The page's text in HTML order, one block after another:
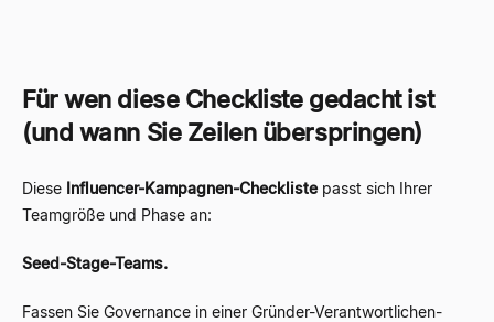
Für wen diese Checkliste gedacht ist
(und wann Sie Zeilen überspringen)
Diese Influencer-Kampagnen-Checklistepasst sich Ihrer
Teamgröße und Phase an:
Seed-Stage-Teams.
Fassen Sie Governance in einer Gründer-Verantwortlichen-